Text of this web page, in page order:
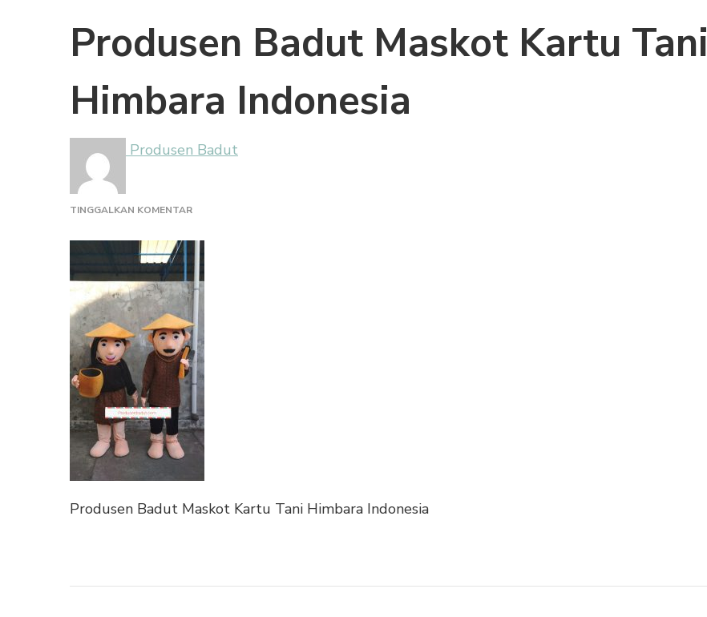
Produsen Badut Maskot Kartu Tani
Himbara Indonesia
Produsen Badut
TINGGALKAN KOMENTARPADA
BADUT
MASKOT
KARTU
TANI
HIMBARA
INDONESIA
Produsen Badut Maskot Kartu Tani Himbara Indonesia